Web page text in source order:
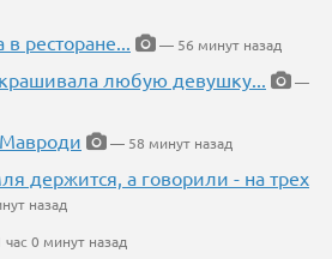
в ресторане...
— 56 минут назад
любую девушку...
—
— 58 минут назад
держится, а говорили - на трех
назад
0 минут назад